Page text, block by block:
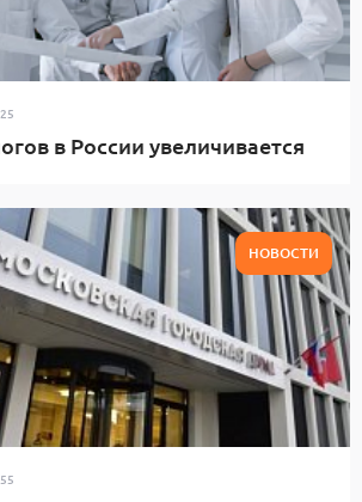
в России увеличивается
НОВОСТИ